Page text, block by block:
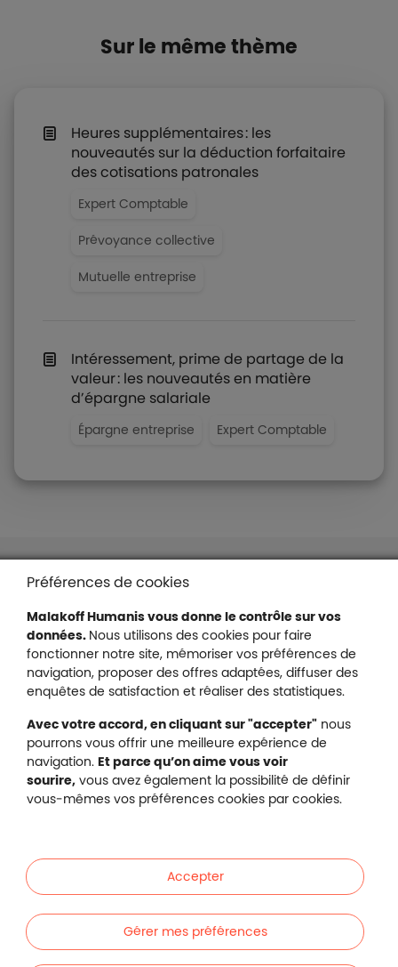
Sur le même thème
Heures supplémentaires : les
nouveautés sur la déduction forfaitaire
des cotisations patronales
Expert Comptable
Prévoyance collective
Mutuelle entreprise
Intéressement, prime de partage de la
valeur : les nouveautés en matière
d’épargne salariale
Épargne entreprise Expert Comptable
Liens en bas de page
Accessibilité : partiellement conforme
Protection des données
Nous contacter
Plan du site
Gestion des cookies
Malakoff Humanis sur Facebook
Malakoff Humanis sur YouTube
Malakoff Humanis sur X
Malakoff Humanis
Malakoff Humanis à vos côtés.
Particuliers
Préférences de cookies
Malakoff Humanis vous donne le contrôle sur vos
données. Nous utilisons des cookies pour faire
fonctionner notre site, mémoriser vos préférences de
navigation, proposer des offres adaptées, diffuser des
enquêtes de satisfaction et réaliser des statistiques.
Avec votre accord, en cliquant sur "accepter" nous
pourrons vous offrir une meilleure expérience de
navigation. Et parce qu’on aime vous voir
sourire, vous avez également la possibilité de définir
vous-mêmes vos préférences cookies par cookies.
Gérer mes préférences
Accepter